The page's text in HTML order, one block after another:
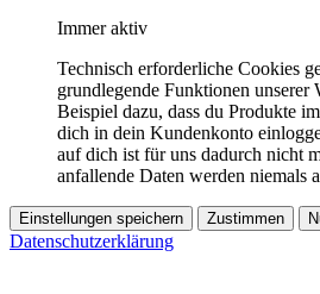
Immer aktiv
Technisch erforderliche Cookies
grundlegende Funktionen unserer
Beispiel dazu, dass du Produkte
dich in dein Kundenkonto
auf dich ist für uns dadurch nicht
anfallende Daten werden niemals
Einstellungen speichern Zustimmen
Datenschutzerklärung